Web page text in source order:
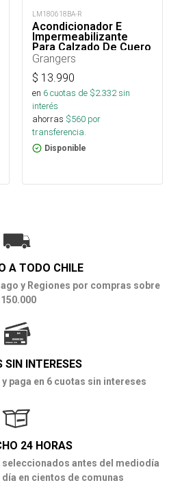
LM180618BA-R
Acondicionador E
Impermeabilizante
Para Calzado De Cuero
75 Ml
Grangers
$ 13.990
en 6cuotas de $2.332sin
interés
ahorras $560 por
transferencia.
Disponible
A TODO CHILE
y Regiones por compras sobre
SIN INTERESES
paga en 6 cuotas sin intereses
24 HORAS
antes del mediodía
en cientos de comunas